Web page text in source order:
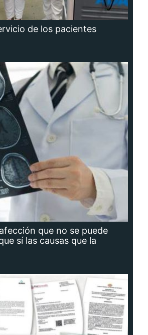
de los pacientes
que no se puede
sí las causas que la